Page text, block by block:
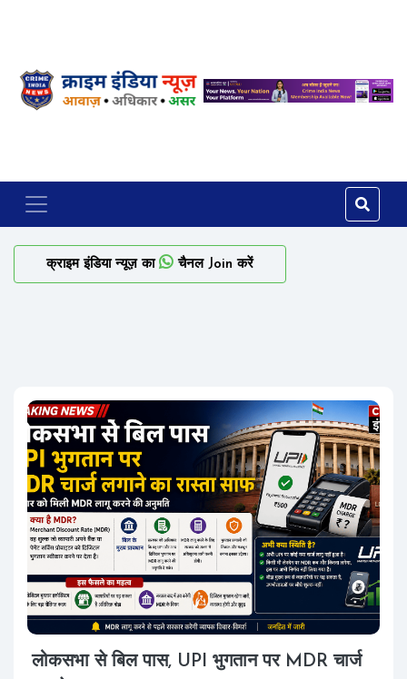
क्राइम इंडिया न्यूज़ का चैनल Join करें
लोकसभा से बिल पास, UPI भुगतान पर MDR चार्ज